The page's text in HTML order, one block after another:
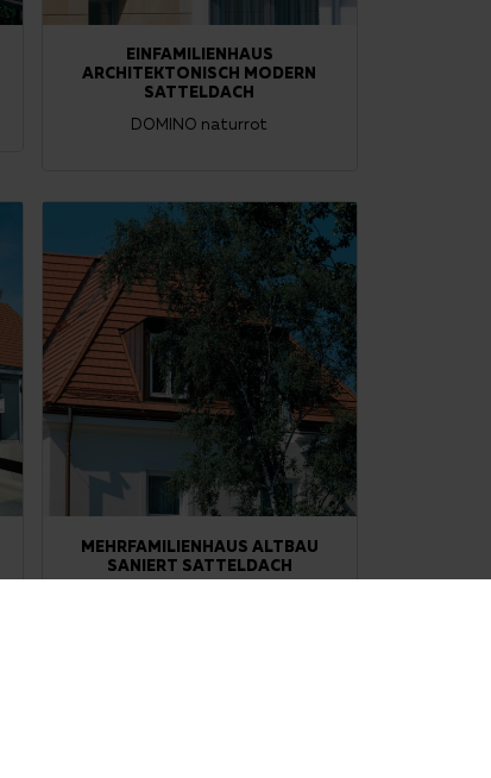
EINFAMILIENHAUS
ARCHITEKTONISCH MODERN
SATTELDACH
DOMINO naturrot
MEHRFAMILIENHAUS ALTBAU
SANIERT SATTELDACH